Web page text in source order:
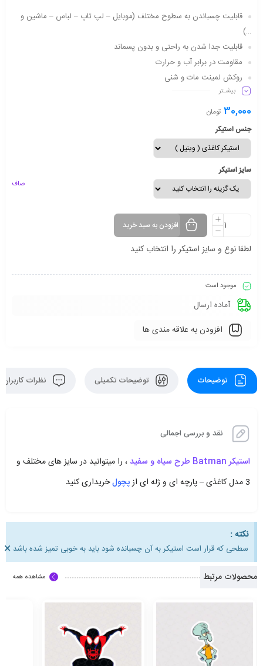
قابلیت چسباندن به سطوح مختلف (موبایل – لپ تاپ – لباس – ماشین و
…)
قابلیت جدا شدن به راحتی و بدون پسماند
مقاومت در برابر آب و حرارت
روکش لمینت مات و شنی
دارای شفافیت مناسب
ماندگاری طولانی مدت
بیشـتر
30,000 تومان
جنس استیکر
سایز استیکر
صاف
افزودن به سبد خرید
لطفا نوع و سایز استیکر را انتخاب کنید
موجود است
آماده ارسال
افزودن به علاقه مندی ها
توضیحات توضیحات تکمیلی نظرات کاربران
نقد و بررسی اجمالی
استیکر Batman طرح سیاه و سفید
، را میتوانید در سایز های مختلف و
3 مدل کاغذی – پارچه ای و ژله ای از
پچولخریداری کنید
نکته :
سطحی که قرار است استیکر به آن چسبانده شود باید به خوبی تمیز شده باشد ×
محصولات مرتبط مشاهده همه